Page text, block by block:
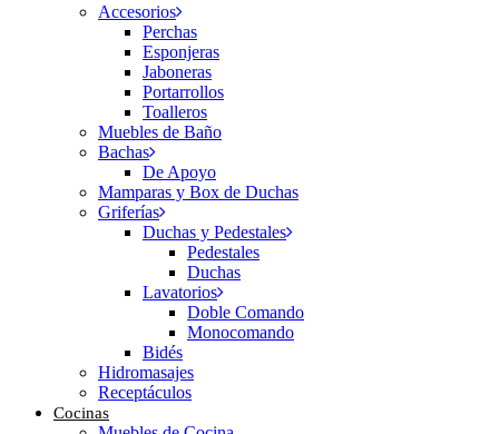
Accesorios
Perchas
Esponjeras
Jaboneras
Portarrollos
Toalleros
Muebles de Baño
Bachas
De Apoyo
Mamparas y Box de Duchas
Griferías
Duchas y Pedestales
Pedestales
Duchas
Lavatorios
Doble Comando
Monocomando
Bidés
Hidromasajes
Receptáculos
Cocinas